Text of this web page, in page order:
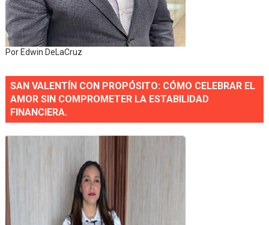
Por Edwin DeLaCruz
SAN VALENTÍN CON PROPÓSITO: CÓMO CELEBRAR EL
AMOR SIN COMPROMETER LA ESTABILIDAD
FINANCIERA.